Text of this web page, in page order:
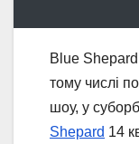
Blue Shepard
тому числі
шоу, у
Shepard 14